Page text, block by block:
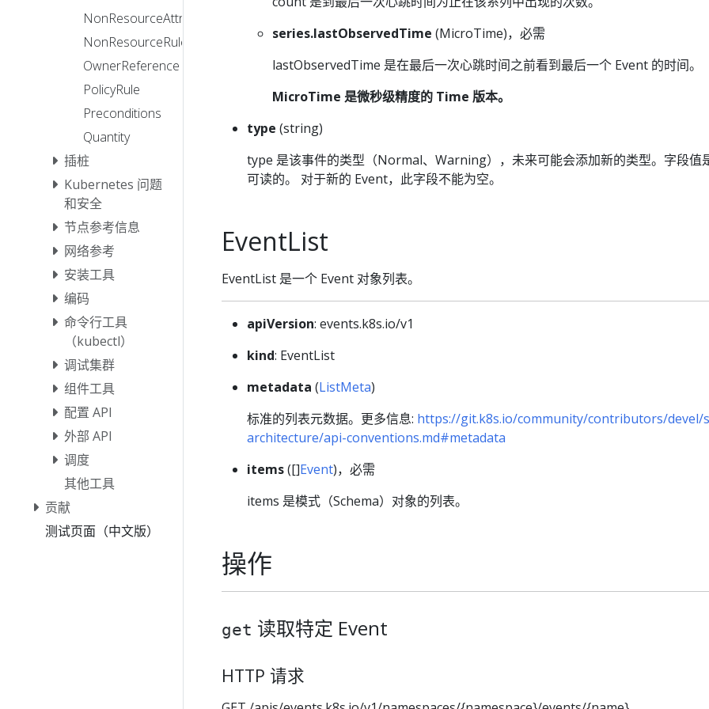
NonResourceAttributes
NonResourceRule
OwnerReference
PolicyRule
Preconditions
Quantity
插桩
Kubernetes 问题
和安全
节点参考信息
网络参考
安装工具
编码
命令行工具
（kubectl）
调试集群
组件工具
配置 API
外部 API
调度
其他工具
贡献
测试页面（中文版）
series.lastObservedTime (MicroTime)，必需
lastObservedTime 是在最后一次心跳时间之前看到最后一个 Event 的时间。
MicroTime 是微秒级精度的 Time 版本。
type (string)
type 是该事件的类型（Normal、Warning），未来可能会添加新的类型。字段值
可读的。 对于新的 Event，此字段不能为空。
EventList
EventList 是一个 Event 对象列表。
apiVersion: events.k8s.io/v1
kind: EventList
metadata (ListMeta)
标准的列表元数据。更多信息: https://git.k8s.io/community/contributors/devel/
architecture/api-conventions.md#metadata
items([]Event)，必需
items 是模式（Schema）对象的列表。
操作
get 读取特定 Event
HTTP 请求